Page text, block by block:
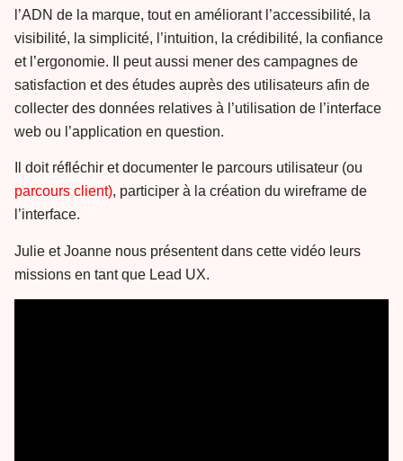
l’ADN de la marque, tout en améliorant l’accessibilité, la
visibilité, la simplicité, l’intuition, la crédibilité, la confiance
et l’ergonomie. Il peut aussi mener des campagnes de
satisfaction et des études auprès des utilisateurs afin de
collecter des données relatives à l’utilisation de l’interface
web ou l’application en question.
Il doit réfléchir et documenter le parcours utilisateur (ou
parcours client), participer à la création du wireframe de
l’interface.
Julie et Joanne nous présentent dans cette vidéo leurs
missions en tant que Lead UX.